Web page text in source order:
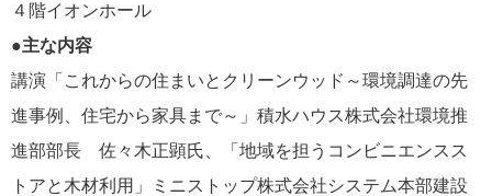
４階イオンホール
●主な内容
講演「これからの住まいとクリーンウッド～環境調達の先
進事例、住宅から家具まで～」積水ハウス株式会社環境推
進部部長 佐々木正顕氏、「地域を担うコンビニエンスス
トアと木材利用」ミニストップ株式会社システム本部建設